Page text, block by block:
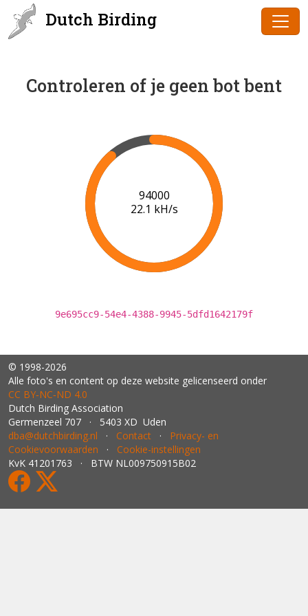
Dutch Birding
Controleren of je geen bot bent
96000
22.1 kH/s
9e695cc9-54e4-4388-9945-5dfd1642179f
© 1998-2026
Alle foto's en content op deze website gelicenseerd onder
CC BY‑NC‑ND 4.0
Dutch Birding Association
Germenzeel 707 · 5403 XD Uden
dba@dutchbirding.nl · Contact · Privacy- en
Cookievoorwaarden · Cookie-instellingen
KvK 41201763 · BTW NL009750915B02